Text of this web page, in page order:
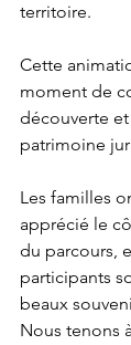
territoire.
Cette
moment de
découverte
patrimoine
Les familles
apprécié le
du parcours,
participants
beaux
Nous tenons